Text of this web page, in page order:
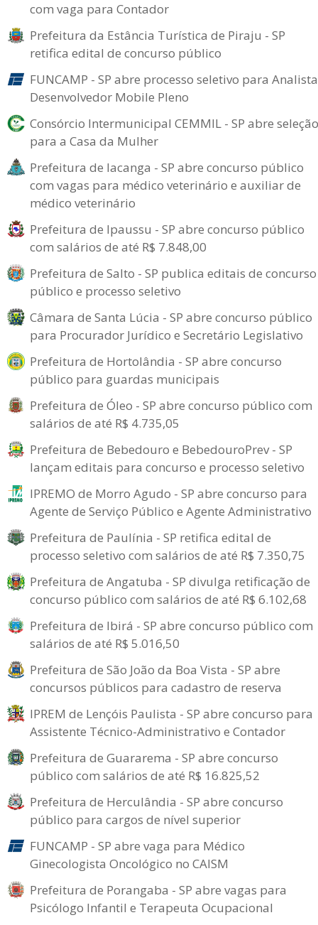
com vaga para Contador
Prefeitura da Estância Turística de Piraju - SP
retifica edital de concurso público
FUNCAMP - SP abre processo seletivo para Analista
Desenvolvedor Mobile Pleno
Consórcio Intermunicipal CEMMIL - SP abre seleção
para a Casa da Mulher
Prefeitura de Iacanga - SP abre concurso público
com vagas para médico veterinário e auxiliar de
médico veterinário
Prefeitura de Ipaussu - SP abre concurso público
com salários de até R$ 7.848,00
Prefeitura de Salto - SP publica editais de concurso
público e processo seletivo
Câmara de Santa Lúcia - SP abre concurso público
para Procurador Jurídico e Secretário Legislativo
Prefeitura de Hortolândia - SP abre concurso
público para guardas municipais
Prefeitura de Óleo - SP abre concurso público com
salários de até R$ 4.735,05
Prefeitura de Bebedouro e BebedouroPrev - SP
lançam editais para concurso e processo seletivo
IPREMO de Morro Agudo - SP abre concurso para
Agente de Serviço Público e Agente Administrativo
Prefeitura de Paulínia - SP retifica edital de
processo seletivo com salários de até R$ 7.350,75
Prefeitura de Angatuba - SP divulga retificação de
concurso público com salários de até R$ 6.102,68
Prefeitura de Ibirá - SP abre concurso público com
salários de até R$ 5.016,50
Prefeitura de São João da Boa Vista - SP abre
concursos públicos para cadastro de reserva
IPREM de Lençóis Paulista - SP abre concurso para
Assistente Técnico-Administrativo e Contador
Prefeitura de Guararema - SP abre concurso
público com salários de até R$ 16.825,52
Prefeitura de Herculândia - SP abre concurso
público para cargos de nível superior
FUNCAMP - SP abre vaga para Médico
Ginecologista Oncológico no CAISM
Prefeitura de Porangaba - SP abre vagas para
Psicólogo Infantil e Terapeuta Ocupacional